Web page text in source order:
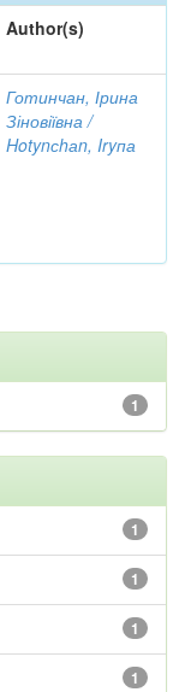
Author(s)
Готинчан, Ірина
Зіновіївна /
Hotynсhаn, Iryпа
1
1
1
1
1